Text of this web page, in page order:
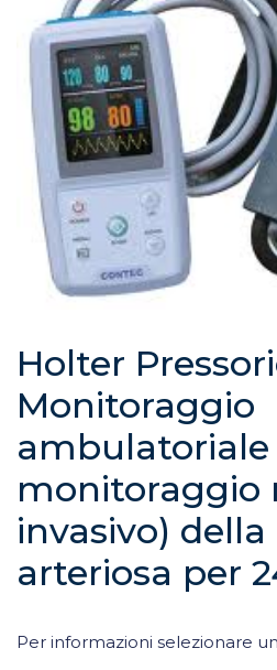
Holter
Monitoraggio
ambulatoriale
monitoraggio
invasivo)
arteriosa per
Per informazioni selezionare